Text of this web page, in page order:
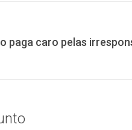
paga caro pelas